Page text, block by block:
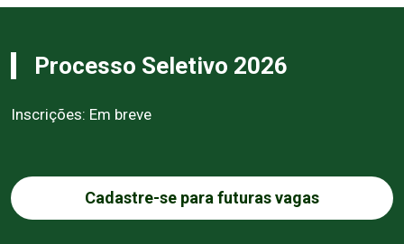
Processo Seletivo 2026
Inscrições: Em breve
Cadastre-se para futuras vagas